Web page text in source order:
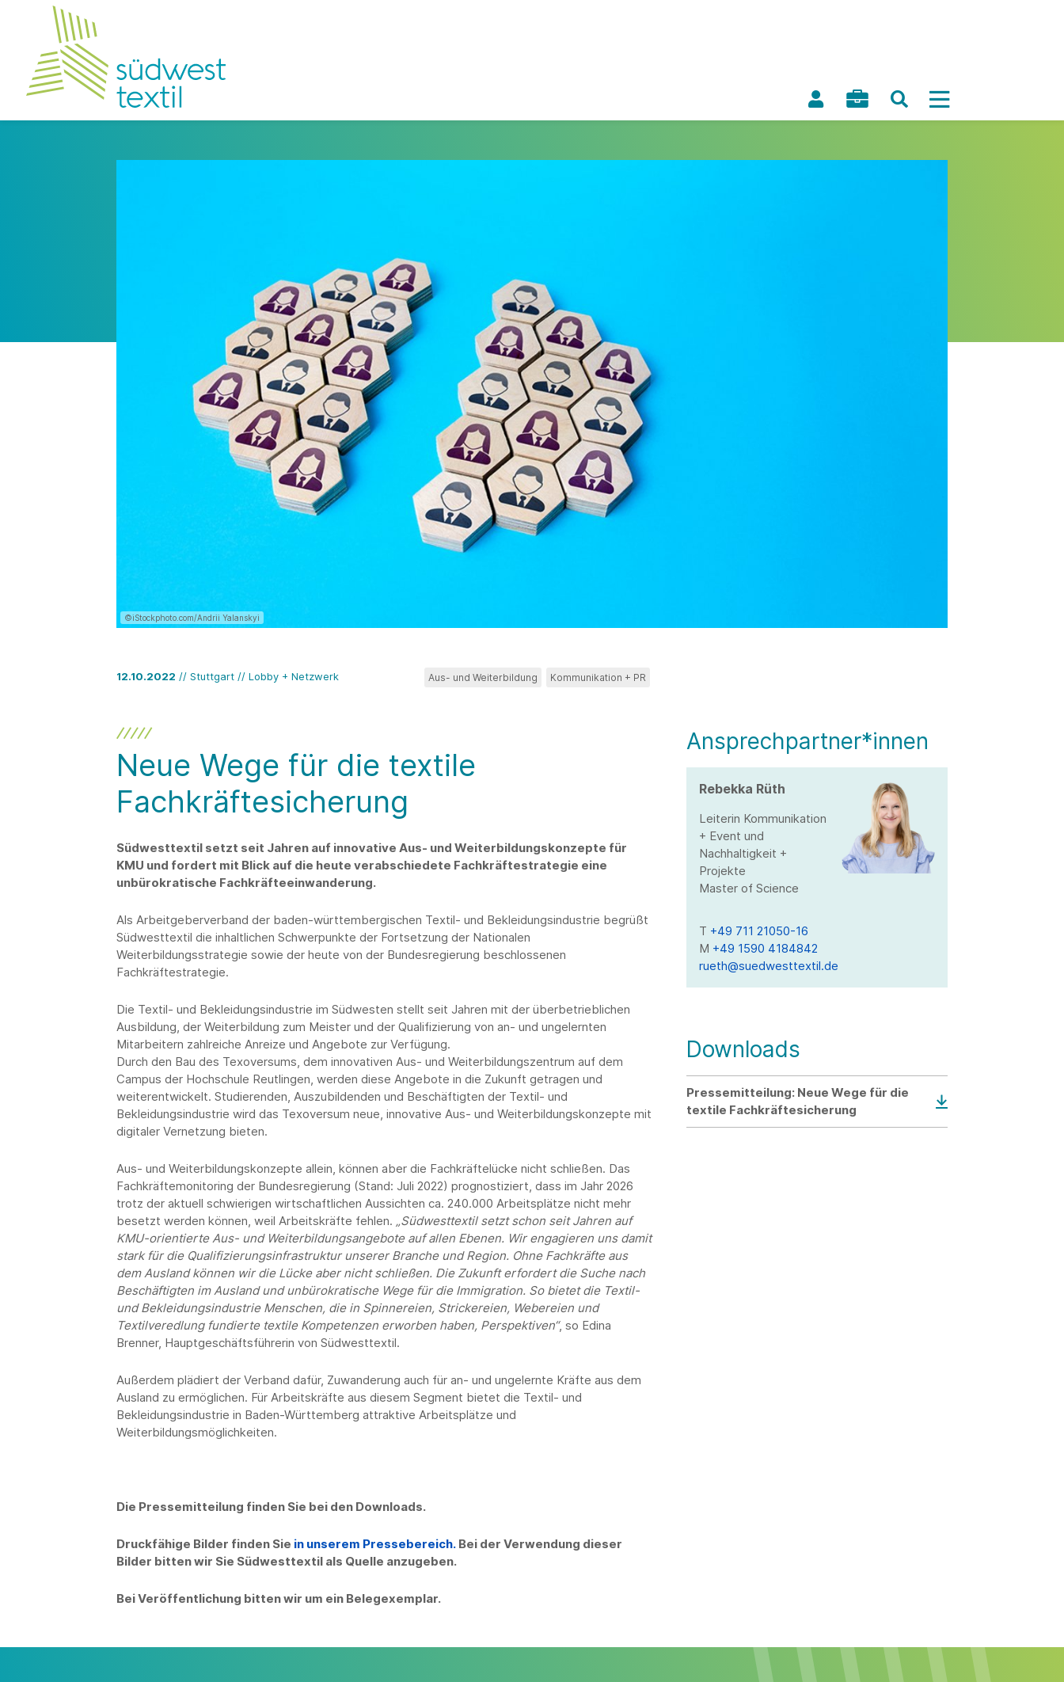
©iStockphoto.com/Andrii Yalanskyi
12.10.2022 // Stuttgart // Lobby + Netzwerk Aus- und Weiterbildung Kommunikation + PR
Neue Wege für die textile
Fachkräftesicherung
Südwesttextil setzt seit Jahren auf innovative Aus- und Weiterbildungskonzepte für
KMU und fordert mit Blick auf die heute verabschiedete Fachkräftestrategie eine
unbürokratische Fachkräfteeinwanderung.
Als Arbeitgeberverband der baden-württembergischen Textil- und Bekleidungsindustrie begrüßt
Südwesttextil die inhaltlichen Schwerpunkte der Fortsetzung der Nationalen
Weiterbildungsstrategie sowie der heute von der Bundesregierung beschlossenen
Fachkräftestrategie.
Die Textil- und Bekleidungsindustrie im Südwesten stellt seit Jahren mit der überbetrieblichen
Ausbildung, der Weiterbildung zum Meister und der Qualifizierung von an- und ungelernten
Mitarbeitern zahlreiche Anreize und Angebote zur Verfügung.
Durch den Bau des Texoversums, dem innovativen Aus- und Weiterbildungszentrum auf dem
Campus der Hochschule Reutlingen, werden diese Angebote in die Zukunft getragen und
weiterentwickelt. Studierenden, Auszubildenden und Beschäftigten der Textil- und
Bekleidungsindustrie wird das Texoversum neue, innovative Aus- und Weiterbildungskonzepte mit
digitaler Vernetzung bieten.
Aus- und Weiterbildungskonzepte allein, können aber die Fachkräftelücke nicht schließen. Das
Fachkräftemonitoring der Bundesregierung (Stand: Juli 2022) prognostiziert, dass im Jahr 2026
trotz der aktuell schwierigen wirtschaftlichen Aussichten ca. 240.000 Arbeitsplätze nicht mehr
besetzt werden können, weil Arbeitskräfte fehlen. „Südwesttextil setzt schon seit Jahren auf
KMU-orientierte Aus- und Weiterbildungsangebote auf allen Ebenen. Wir engagieren uns damit
stark für die Qualifizierungsinfrastruktur unserer Branche und Region. Ohne Fachkräfte aus
dem Ausland können wir die Lücke aber nicht schließen. Die Zukunft erfordert die Suche nach
Beschäftigten im Ausland und unbürokratische Wege für die Immigration. So bietet die Textil-
und Bekleidungsindustrie Menschen, die in Spinnereien, Strickereien, Webereien und
Textilveredlung fundierte textile Kompetenzen erworben haben, Perspektiven“, so Edina
Brenner, Hauptgeschäftsführerin von Südwesttextil.
Außerdem plädiert der Verband dafür, Zuwanderung auch für an- und ungelernte Kräfte aus dem
Ausland zu ermöglichen. Für Arbeitskräfte aus diesem Segment bietet die Textil- und
Bekleidungsindustrie in Baden-Württemberg attraktive Arbeitsplätze und
Weiterbildungsmöglichkeiten.
Die Pressemitteilung finden Sie bei den Downloads.
Druckfähige Bilder finden Sie in unserem Pressebereich. Bei der Verwendung dieser
Bilder bitten wir Sie Südwesttextil als Quelle anzugeben.
Bei Veröffentlichung bitten wir um ein Belegexemplar.
Ansprechpartner*innen
Rebekka Rüth
Leiterin Kommunikation
+ Event und
Nachhaltigkeit +
Projekte
Master of Science
T +49 711 21050-16
M +49 1590 4184842
rueth@suedwesttextil.de
Downloads
Pressemitteilung: Neue Wege für die
textile Fachkräftesicherung